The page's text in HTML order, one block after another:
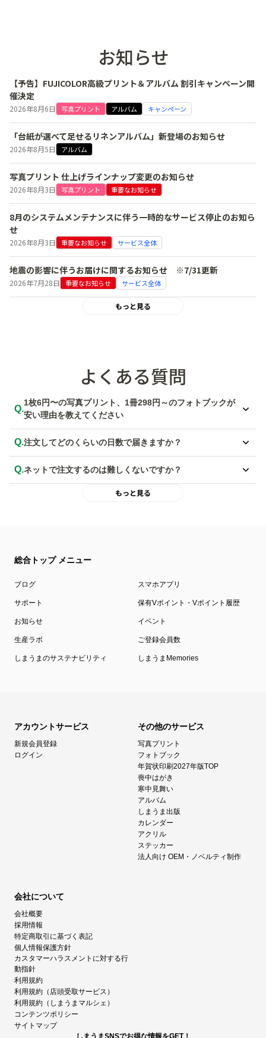
お知らせ
【予告】FUJICOLOR高級プリント＆アルバム 割引キャンペーン開
催決定
2026年8月6日 写真プリント アルバム キャンペーン
「台紙が選べて足せるリネンアルバム」新登場のお知らせ
2026年8月5日 アルバム
写真プリント 仕上げラインナップ変更のお知らせ
2026年8月3日 写真プリント 重要なお知らせ
8月のシステムメンテナンスに伴う一時的なサービス停止のお知ら
せ
2026年8月3日 重要なお知らせ サービス全体
地震の影響に伴うお届けに関するお知らせ ※7/31更新
2026年7月28日 重要なお知らせ サービス全体
もっと見る
よくある質問
Q.
1枚6円〜の写真プリント、1冊298円～のフォトブックが
安い理由を教えてください
A.
ています。
しまうま独自のオペレーションシステムを活用した自社工場を設置して
おり、無駄を省き先鋭された生産体制を構築しています。
い品質管理を徹底しているので安心してご利用いただけます。
Q.注文してどのくらいの日数で届きますか？
A.
ます。宅配便（ゆうパック）の場合は、発送日から2日程度でお届けと
なります。
【写真プリント 配送・納期】、
Q.ネットで注文するのは難しくないですか？
パソコンとアプリともに、初めての方でも簡単でわかりやすい操作性に
もっと見る
総合トップ メニュー
ブログ スマホアプリ
サポート 保有Vポイント・Vポイント履歴
お知らせ イベント
生産ラボ ご登録会員数
しまうまのサステナビリティ しまうまMemories
アカウントサービス
新規会員登録
ログイン
その他のサービス
写真プリント
フォトブック
年賀状印刷2027年版TOP
喪中はがき
寒中見舞い
アルバム
しまうま出版
カレンダー
アクリル
ステッカー
法人向け OEM・ノベルティ制作
会社について
会社概要
採用情報
特定商取引に基づく表記
個人情報保護方針
カスタマーハラスメントに対する行
動指針
利用規約
利用規約（店頭受取サービス）
利用規約（しまうまマルシェ）
コンテンツポリシー
サイトマップ
しまうまSNSでお得な情報をGET！